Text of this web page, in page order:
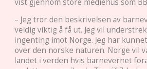
vist gjennom store mediehus som
– Jeg tror den beskrivelsen av
veldig viktig å få ut. Jeg vil
ingenting imot Norge. Jeg har
over den norske naturen. Norge vil
landet i verden hvis barnevernet